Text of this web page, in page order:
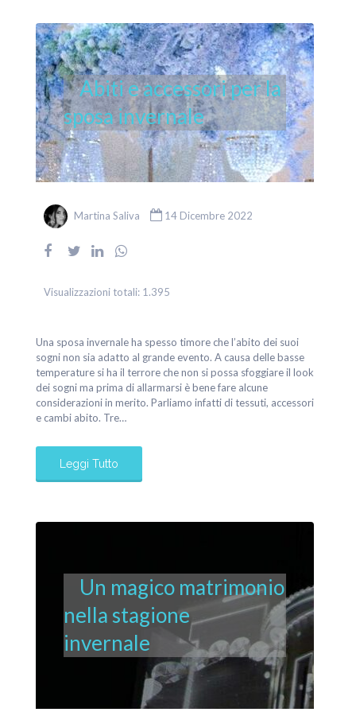
Abiti e accessori per la
sposa invernale
Martina Saliva 14 Dicembre 2022
Visualizzazioni totali: 1.395
Una sposa invernale ha spesso timore che l’abito dei suoi
sogni non sia adatto al grande evento. A causa delle basse
temperature si ha il terrore che non si possa sfoggiare il look
dei sogni ma prima di allarmarsi è bene fare alcune
considerazioni in merito. Parliamo infatti di tessuti, accessori
e cambi abito. Tre…
Leggi Tutto
Un magico matrimonio
nella stagione
invernale